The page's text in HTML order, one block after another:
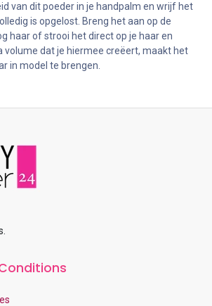
van dit poeder in je handpalm en wrijf het
is opgelost. Breng het aan op de
haar of strooi het direct op je haar en
volume dat je hiermee creëert, maakt het
in model te brengen.